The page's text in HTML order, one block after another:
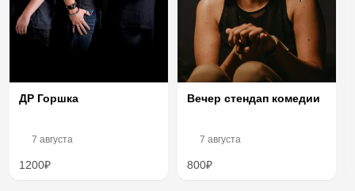
ДР Горшка
7 августа
1200₽
Вечер стендап комедии
7 августа
800₽